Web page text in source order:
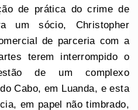
de prática do crime de
um sócio, Christopher
de parceria com a
terem interrompido o
de um complexo
Cabo, em Luanda, e esta
em papel não timbrado,